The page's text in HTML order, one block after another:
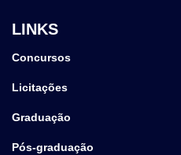
LINKS
Concursos
Licitações
Graduação
Pós-graduação